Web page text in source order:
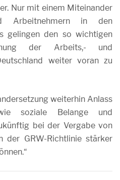
Nur mit einem Miteinander
Arbeitnehmern in den
gelingen den so wichtigen
der Arbeits,- und
weiter voran zu
weiterhin Anlass
soziale Belange und
bei der Vergabe von
der GRW-Richtlinie stärker